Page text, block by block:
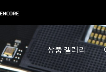
상품 갤러리